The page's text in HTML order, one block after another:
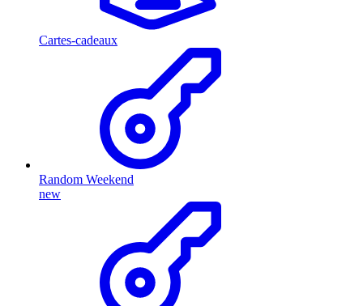
Cartes-cadeaux
Random Weekend
new